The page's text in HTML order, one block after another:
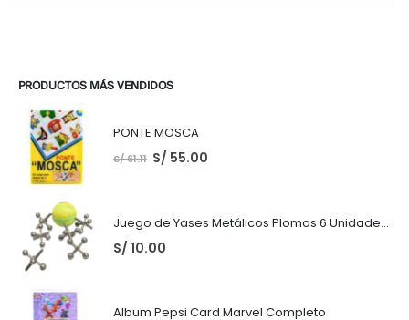
PRODUCTOS MÁS VENDIDOS
PONTE MOSCA
S/61.11 S/ 55.00
Juego de Yases Metálicos Plomos 6 Unidades + Pelota de Goma (En Bolsita Lista para Regalar)
S/ 10.00
Album Pepsi Card Marvel Completo